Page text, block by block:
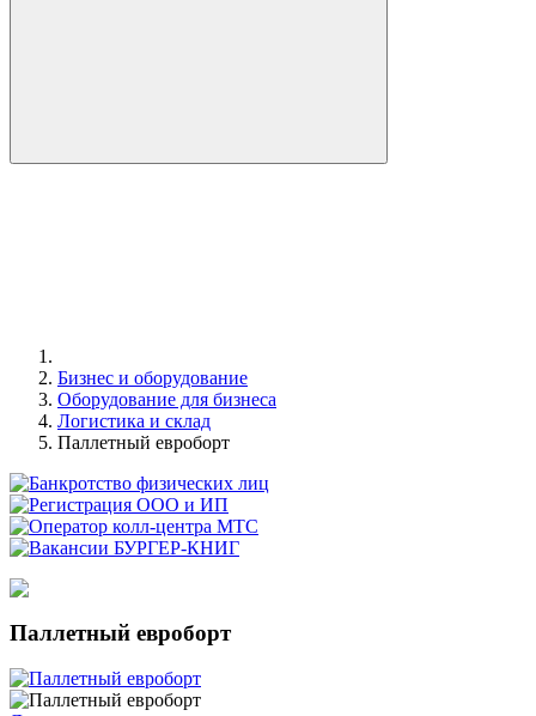
Бизнес и оборудование
Оборудование для бизнеса
Логистика и склад
Паллетный евроборт
Паллетный евроборт